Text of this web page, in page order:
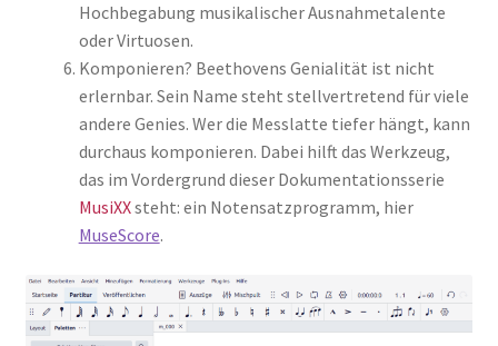
Hochbegabung musikalischer Ausnahmetalente
oder Virtuosen.
Komponieren? Beethovens Genialität ist nicht
erlernbar. Sein Name steht stellvertretend für viele
andere Genies. Wer die Messlatte tiefer hängt, kann
durchaus komponieren. Dabei hilft das Werkzeug,
das im Vordergrund dieser Dokumentationsserie
MusiXXsteht: ein Notensatzprogramm, hier
MuseScore.